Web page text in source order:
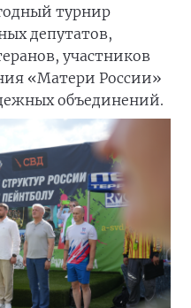
турнир
депутатов,
участников
«Матери России»
объединений.